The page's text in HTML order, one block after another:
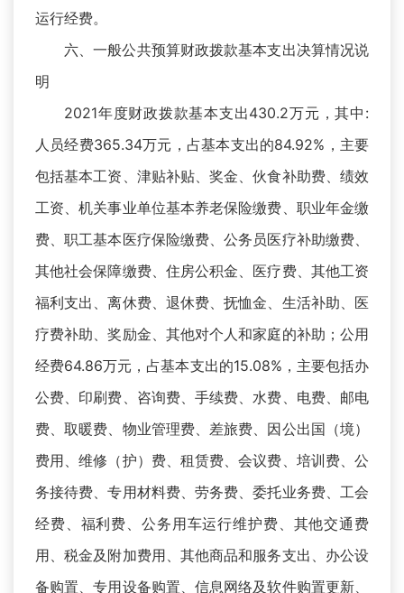
运行经费。
六、一般公共预算财政拨款基本支出决算情况说
明
2021年度财政拨款基本支出430.2万元，其中:
人员经费365.34万元，占基本支出的84.92%，主要
包括基本工资、津贴补贴、奖金、伙食补助费、绩效
工资、机关事业单位基本养老保险缴费、职业年金缴
费、职工基本医疗保险缴费、公务员医疗补助缴费、
其他社会保障缴费、住房公积金、医疗费、其他工资
福利支出、离休费、退休费、抚恤金、生活补助、医
疗费补助、奖励金、其他对个人和家庭的补助；公用
经费64.86万元，占基本支出的15.08%，主要包括办
公费、印刷费、咨询费、手续费、水费、电费、邮电
费、取暖费、物业管理费、差旅费、因公出国（境）
费用、维修（护）费、租赁费、会议费、培训费、公
务接待费、专用材料费、劳务费、委托业务费、工会
经费、福利费、公务用车运行维护费、其他交通费
用、税金及附加费用、其他商品和服务支出、办公设
备购置、专用设备购置、信息网络及软件购置更新、